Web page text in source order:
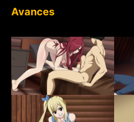
Avances